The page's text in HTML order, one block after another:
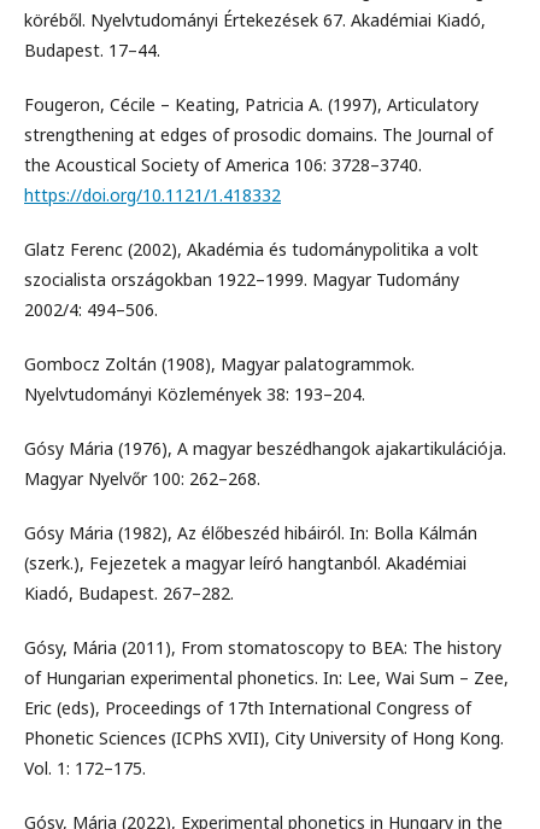
köréből. Nyelvtudományi Értekezések 67. Akadémiai Kiadó,
Budapest. 17–44.
Fougeron, Cécile – Keating, Patricia A. (1997), Articulatory
strengthening at edges of prosodic domains. The Journal of
the Acoustical Society of America 106: 3728–3740.
https://doi.org/10.1121/1.418332
Glatz Ferenc (2002), Akadémia és tudománypolitika a volt
szocialista országokban 1922–1999. Magyar Tudomány
2002/4: 494–506.
Gombocz Zoltán (1908), Magyar palatogrammok.
Nyelvtudományi Közlemények 38: 193–204.
Gósy Mária (1976), A magyar beszédhangok ajakartikulációja.
Magyar Nyelvőr 100: 262–268.
Gósy Mária (1982), Az élőbeszéd hibáiról. In: Bolla Kálmán
(szerk.), Fejezetek a magyar leíró hangtanból. Akadémiai
Kiadó, Budapest. 267–282.
Gósy, Mária (2011), From stomatoscopy to BEA: The history
of Hungarian experimental phonetics. In: Lee, Wai Sum – Zee,
Eric (eds), Proceedings of 17th International Congress of
Phonetic Sciences (ICPhS XVII), City University of Hong Kong.
Vol. 1: 172–175.
Gósy, Mária (2022), Experimental phonetics in Hungary in the